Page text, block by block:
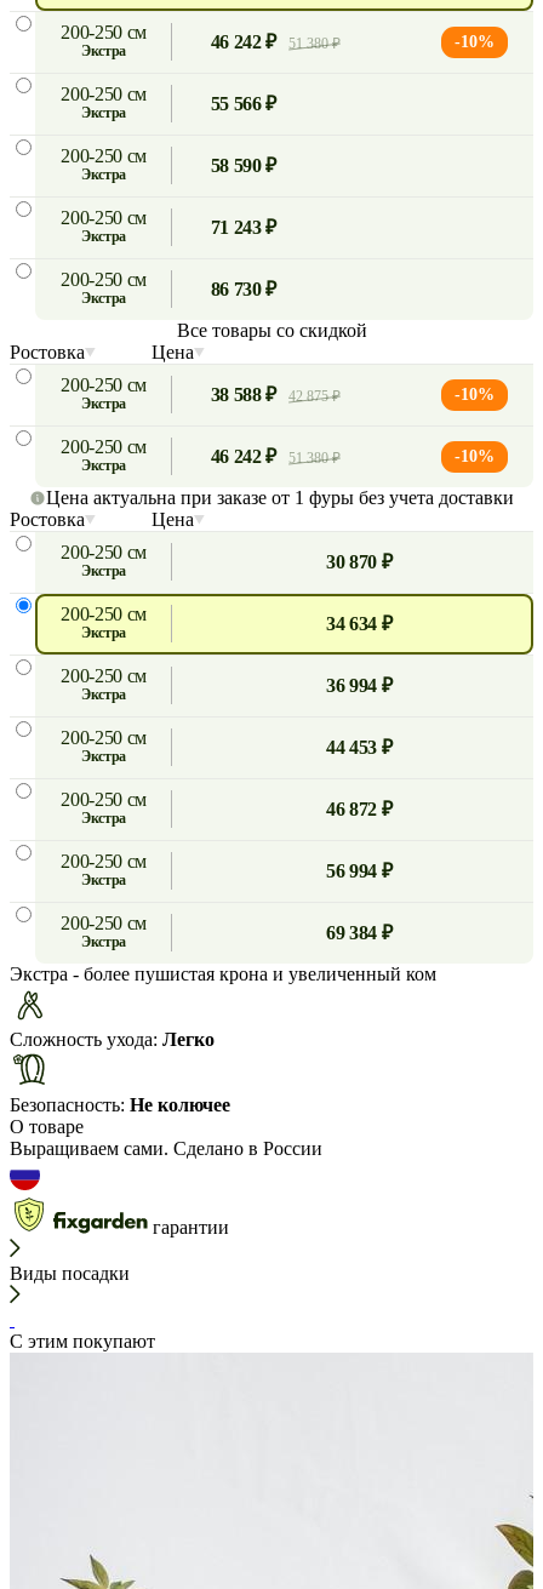
200-250 см
экстра 46 242 ₽ 51 380 ₽ -10%
200-250 см
экстра 55 566 ₽
200-250 см
экстра 58 590 ₽
200-250 см
экстра 71 243 ₽
200-250 см
экстра
86 730 ₽
Все товары со скидкой
Ростовка
Цена
200-250 см
экстра 38 588 ₽ 42 875 ₽ -10%
200-250 см
экстра 46 242 ₽ 51 380 ₽ -10%
Цена актуальна при заказе от 1 фуры без учета доставки
Ростовка
Цена
200-250 см
экстра 30 870 ₽
200-250 см
экстра 34 634 ₽
200-250 см
экстра 36 994 ₽
200-250 см
экстра 44 453 ₽
200-250 см
экстра 46 872 ₽
200-250 см
экстра 56 994 ₽
200-250 см
экстра
69 384 ₽
Экстра - более пушистая крона и увеличенный ком
Сложность ухода: Легко
Безопасность: Не колючее
О товаре
Выращиваем сами. Сделано в России
гарантии
Виды посадки
С этим покупают